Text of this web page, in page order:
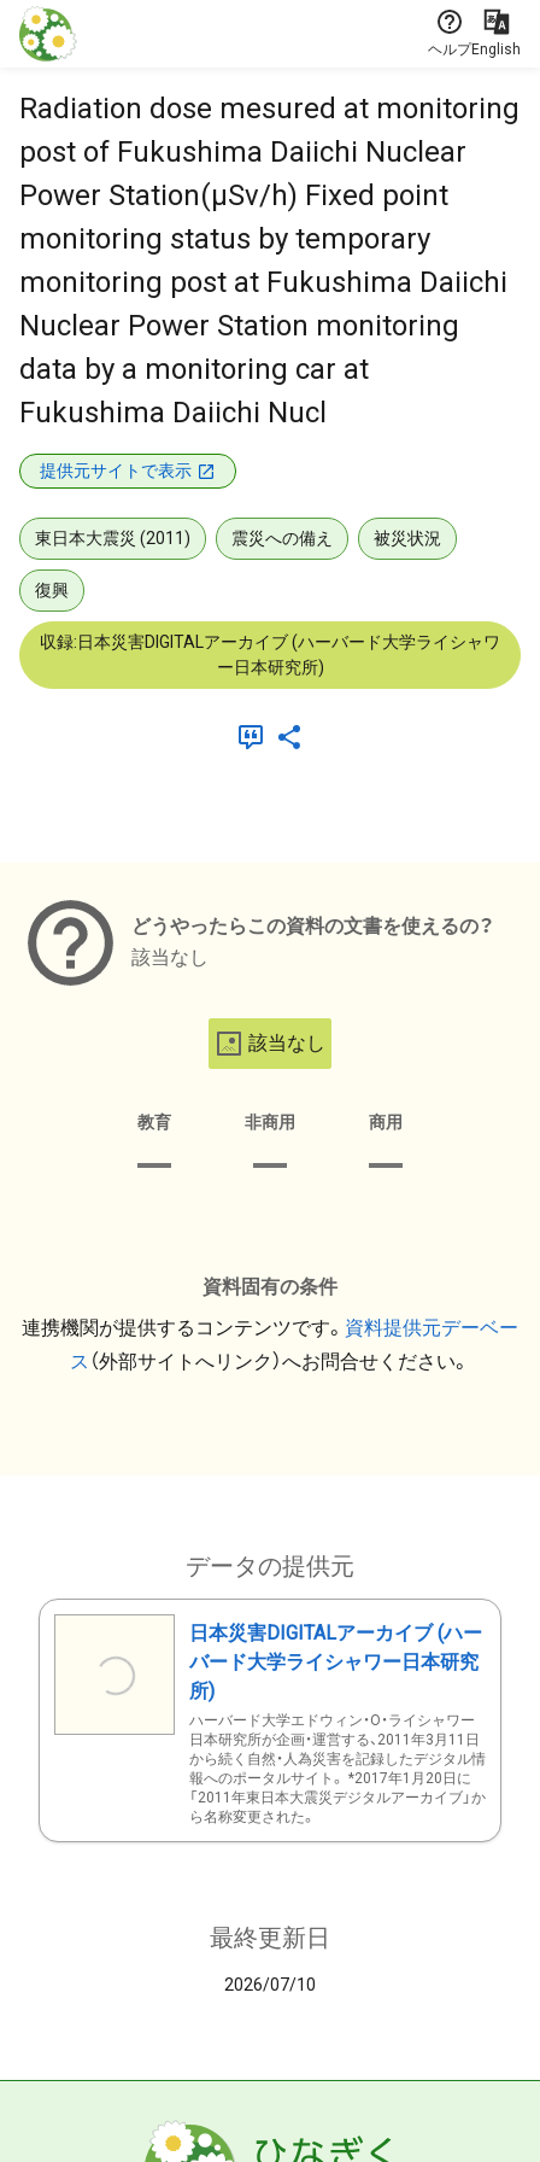
本文に飛ぶ
ヘルプEnglish
Radiation dose mesured at monitoring
post of Fukushima Daiichi Nuclear
Power Station(μSv/h) Fixed point
monitoring status by temporary
monitoring post at Fukushima Daiichi
Nuclear Power Station monitoring
data by a monitoring car at
Fukushima Daiichi Nucl
提供元サイトで表示
東日本大震災 (2011) 震災への備え 被災状況
復興
収録:日本災害DIGITALアーカイブ (ハーバード大学ライシャワ
ー日本研究所)
どうやったらこの資料の文書を使えるの？
該当なし
該当なし
教育 非商用 商用
資料固有の条件
連携機関が提供するコンテンツです。 資料提供元デーベー
ス （外部サイトへリンク）へお問合せください。
データの提供元
日本災害DIGITALアーカイブ (ハー
バード大学ライシャワー日本研究
所)
ハーバード大学エドウィン・O・ライシャワー
日本研究所が企画・運営する、2011年3月11日
から続く自然・人為災害を記録したデジタル情
報へのポータルサイト。 *2017年1月20日に
「2011年東日本大震災デジタルアーカイブ」か
ら名称変更された。
最終更新日
2026/07/10